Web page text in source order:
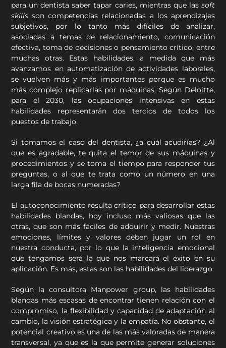
para un dentista saber tapar caries, mientras que las soft
skills son competencias relacionadas a los aprendizajes
subjetivos, por lo tanto más difíciles de analizar,
asociadas a temas de relacionamiento, comunicación
efectiva, toma de decisiones o pensamiento crítico, entre
muchas otras. Estas habilidades, a medida que más
avanzamos en automatización de actividades laborales,
se vuelven más y más importantes porque es mucho
más complejo replicarlas por máquinas. Según Deloitte,
para el 2030, las ocupaciones intensivas en estas
habilidades representarán dos tercios de todos los
puestos de trabajo.
Si tomamos el caso del dentista, ¿a cuál acudirías? ¿Al
que es agradable, te quita el temor de sus máquinas y
procedimientos y se toma el tiempo para responder tus
preguntas, o al que te trata como un número en una
larga fila de bocas numeradas?
El autoconocimiento resulta crítico para desarrollar estas
habilidades blandas, hoy incluso más valiosas que las
otras, que son más fáciles de adquirir y medir. Nuestras
emociones, límites y valores deben jugar un rol en
nuestra conducta, por lo que la inteligencia emocional
que tengamos será la que nos marcará el éxito en su
aplicación. Es más, estas son las habilidades del liderazgo.
Según la consultora Manpower group, las habilidades
blandas más escasas de encontrar tienen relación con el
compromiso, la flexibilidad y capacidad de adaptación al
cambio, la visión estratégica y la empatía. No obstante, el
potencial creativo es una de las más valoradas de manera
transversal, ya que es la que permite generar soluciones